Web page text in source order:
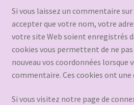
Si vous laissez un commentaire
accepter que votre nom, votre
votre site Web soient enregistrés
cookies vous permettent de ne
nouveau vos coordonnées lorsque
commentaire. Ces cookies ont une
Si vous visitez notre page de